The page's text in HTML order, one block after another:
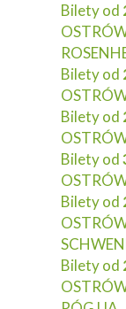
Bilety od
Bilety od
Bilety od
Bilety od
Bilety od
Bilety od